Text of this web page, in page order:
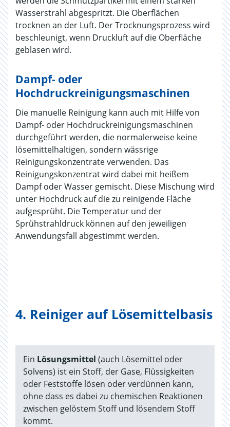
Wasserstrahl abgespritzt. Die Oberflächen
trocknen an der Luft. Der Trocknungsprozess wird
beschleunigt, wenn Druckluft auf die Oberfläche
geblasen wird.
Dampf- oder
Hochdruckreinigungsmaschinen
Die manuelle Reinigung kann auch mit Hilfe von
Dampf- oder Hochdruckreinigungsmaschinen
durchgeführt werden, die normalerweise keine
lösemittelhaltigen, sondern wässrige
Reinigungskonzentrate verwenden. Das
Reinigungskonzentrat wird dabei mit heißem
Dampf oder Wasser gemischt. Diese Mischung wird
unter Hochdruck auf die zu reinigende Fläche
aufgesprüht. Die Temperatur und der
Sprühstrahldruck können auf den jeweiligen
Anwendungsfall abgestimmt werden.
4. Reiniger auf Lösemittelbasis
Ein Lösungsmittel (auch Lösemittel oder
Solvens) ist ein Stoff, der Gase, Flüssigkeiten
oder Feststoffe lösen oder verdünnen kann,
ohne dass es dabei zu chemischen Reaktionen
zwischen gelöstem Stoff und lösendem Stoff
kommt.